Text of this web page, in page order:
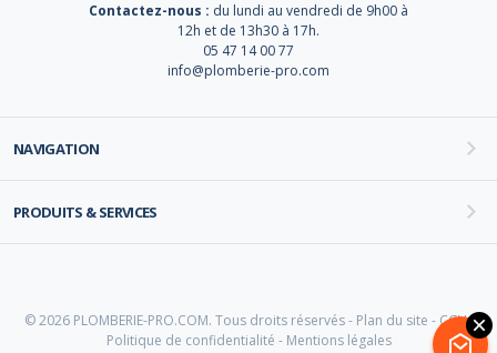
Contactez-nous : du lundi au vendredi de 9h00 à
12h et de 13h30 à 17h.
05 47 14 00 77
info@plomberie-pro.com
NAVIGATION
PRODUITS & SERVICES
© 2026 PLOMBERIE-PRO.COM. Tous droits réservés - Plan du site -CGV-
Politique de confidentialité - Mentions légales